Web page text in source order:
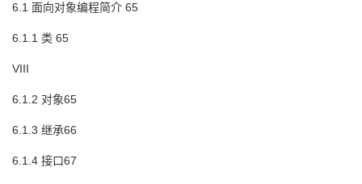
6.1 面向对象编程简介 65
6.1.1 类 65
VIII
6.1.2 对象65
6.1.3 继承66
6.1.4 接口67